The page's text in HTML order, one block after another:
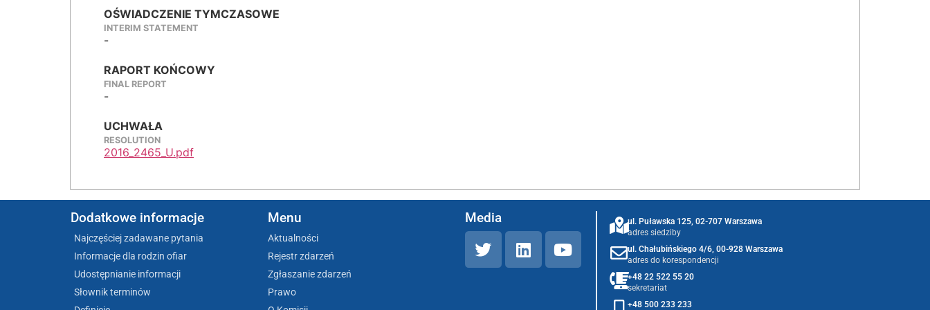
OŚWIADCZENIE TYMCZASOWE
INTERIM STATEMENT
-
RAPORT KOŃCOWY
FINAL REPORT
-
UCHWAŁA
RESOLUTION
2016_2465_U.pdf
Dodatkowe informacje
Najczęściej zadawane pytania
Informacje dla rodzin ofiar
Udostępnianie informacji
Słownik terminów
Menu
Aktualności
Rejestr zdarzeń
Zgłaszanie zdarzeń
Prawo
Media
ul. Puławska 125, 02-707 Warszawa
adres siedziby
ul. Chałubińskiego 4/6, 00-928 Warszawa
adres do korespondencji
+48 22 522 55 20
sekretariat
+48 500 233 233